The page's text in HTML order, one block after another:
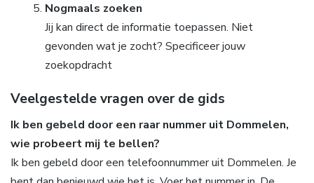
Nogmaals zoeken
Jij kan direct de informatie toepassen. Niet
gevonden wat je zocht? Specificeer jouw
zoekopdracht
Veelgestelde vragen over de gids
Ik ben gebeld door een raar nummer uit Dommelen,
wie probeert mij te bellen?
Ik ben gebeld door een telefoonnummer uit Dommelen. Je